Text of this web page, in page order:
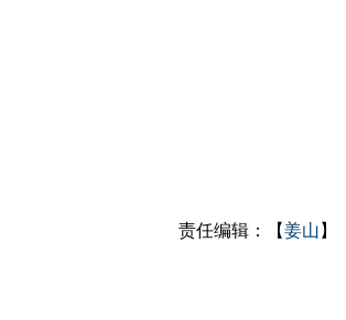
责任编辑：【姜山 】